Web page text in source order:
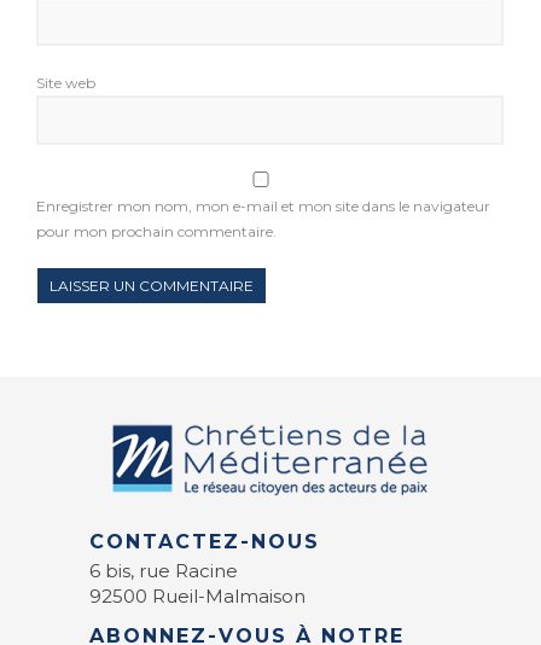
Site web
Enregistrer mon nom, mon e-mail et mon site dans le navigateur
pour mon prochain commentaire.
CONTACTEZ-NOUS
6 bis, rue Racine
92500 Rueil-Malmaison
ABONNEZ-VOUS À NOTRE